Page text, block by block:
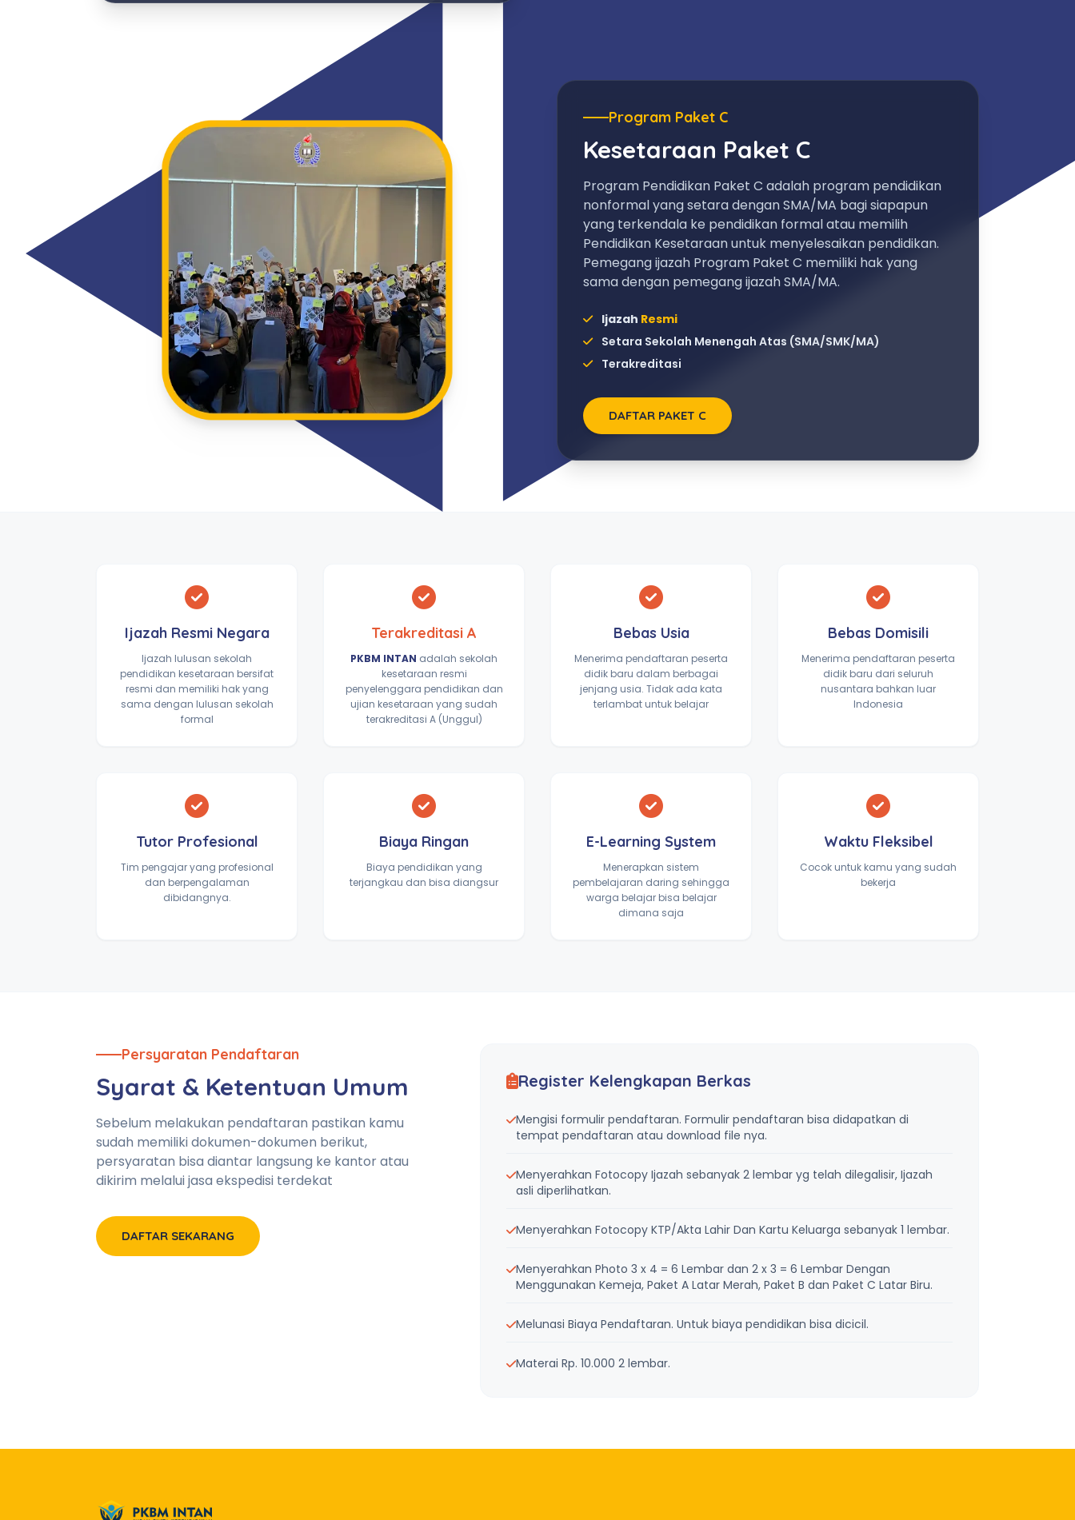
Program Paket C
Kesetaraan Paket C
Program Pendidikan Paket C adalah program pendidikan
nonformal yang setara dengan SMA/MA bagi siapapun
yang terkendala ke pendidikan formal atau memilih
Pendidikan Kesetaraan untuk menyelesaikan pendidikan.
Pemegang ijazah Program Paket C memiliki hak yang
sama dengan pemegang ijazah SMA/MA.
Ijazah Resmi
Setara Sekolah Menengah Atas (SMA/SMK/MA)
Terakreditasi
DAFTAR PAKET C
Ijazah Resmi Negara
Ijazah lulusan sekolah
pendidikan kesetaraan bersifat
resmi dan memiliki hak yang
sama dengan lulusan sekolah
formal
Terakreditasi A
PKBM INTAN adalah sekolah
kesetaraan resmi
penyelenggara pendidikan dan
ujian kesetaraan yang sudah
terakreditasi A (Unggul)
Bebas Usia
Menerima pendaftaran peserta
didik baru dalam berbagai
jenjang usia. Tidak ada kata
terlambat untuk belajar
Bebas Domisili
Menerima pendaftaran peserta
didik baru dari seluruh
nusantara bahkan luar
Indonesia
Tutor Profesional
Tim pengajar yang profesional
dan berpengalaman
dibidangnya.
Biaya Ringan
Biaya pendidikan yang
terjangkau dan bisa diangsur
E-Learning System
Menerapkan sistem
pembelajaran daring sehingga
warga belajar bisa belajar
dimana saja
Waktu Fleksibel
Cocok untuk kamu yang sudah
bekerja
Persyaratan Pendaftaran
Syarat & Ketentuan Umum
Sebelum melakukan pendaftaran pastikan kamu
sudah memiliki dokumen-dokumen berikut,
persyaratan bisa diantar langsung ke kantor atau
dikirim melalui jasa ekspedisi terdekat
DAFTAR SEKARANG
Register Kelengkapan Berkas
Mengisi formulir pendaftaran. Formulir pendaftaran bisa didapatkan di
tempat pendaftaran atau download file nya.
Menyerahkan Fotocopy Ijazah sebanyak 2 lembar yg telah dilegalisir, Ijazah
asli diperlihatkan.
Menyerahkan Fotocopy KTP/Akta Lahir Dan Kartu Keluarga sebanyak 1 lembar.
Menyerahkan Photo 3 x 4 = 6 Lembar dan 2 x 3 = 6 Lembar Dengan
Menggunakan Kemeja, Paket A Latar Merah, Paket B dan Paket C Latar Biru.
Melunasi Biaya Pendaftaran. Untuk biaya pendidikan bisa dicicil.
Materai Rp. 10.000 2 lembar.